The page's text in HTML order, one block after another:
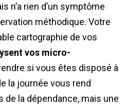
n’a rien d’un symptôme
méthodique. Votre
cartographie de vos
vos micro-
si vous êtes disposé à
la journée vous rend
de la dépendance, mais une